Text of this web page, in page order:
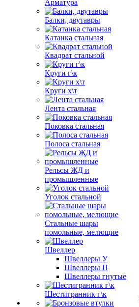
Арматура
Балки, двутавры
Катанка стальная
Квадрат стальной
Круги г\к
Круги х\т
Лента стальная
Поковка стальная
Полоса стальная
Рельсы ЖД и
промышленные
Уголок стальной
Стальные шары
помольные, мелющие
Швеллер
Швеллеры У
Швеллеры П
Швеллеры гнутые
Шестигранник г\к